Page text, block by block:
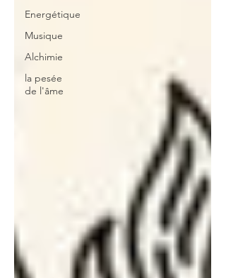
Energétique
Musique
Alchimie
la pesée
de l'âme